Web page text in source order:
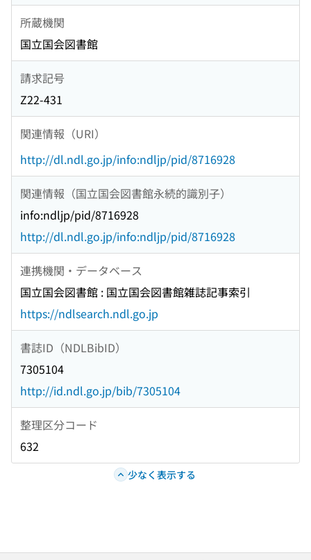
所蔵機関
国立国会図書館
請求記号
Z22-431
関連情報（URI）
http://dl.ndl.go.jp/info:ndljp/pid/8716928
関連情報（国立国会図書館永続的識別子）
info:ndljp/pid/8716928
http://dl.ndl.go.jp/info:ndljp/pid/8716928
連携機関・データベース
国立国会図書館 : 国立国会図書館雑誌記事索引
https://ndlsearch.ndl.go.jp
書誌ID（NDLBibID）
7305104
http://id.ndl.go.jp/bib/7305104
整理区分コード
632
少なく表示する